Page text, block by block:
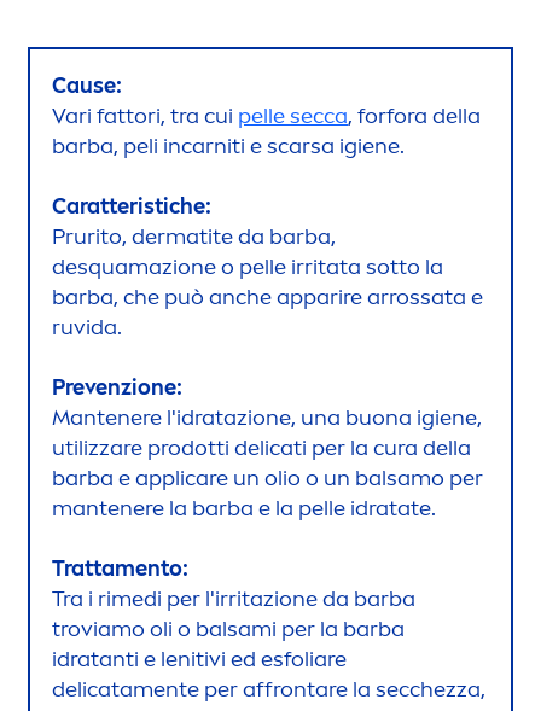
Cause:
Vari fattori, tra cui pelle secca, forfora della
barba, peli incarniti e scarsa igiene.
Caratteristiche:
Prurito, dermatite da barba,
desquamazione o pelle irritata sotto la
barba, che può anche apparire arrossata e
ruvida.
Prevenzione:
Mantenere l'idratazione, una buona igiene,
utilizzare prodotti delicati per la cura della
barba e applicare un olio o un balsamo per
mantenere la barba e la pelle idratate.
Trattamento:
Tra i rimedi per l'irritazione da barba
troviamo oli o balsami per la barba
idratanti e lenitivi ed esfoliare
delicatamente per affrontare la secchezza,